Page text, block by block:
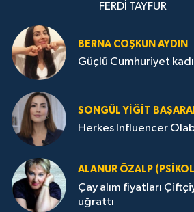
FERDİ TAYFUR
BERNA COŞKUN AYDIN
Güçlü Cumhuriyet
SONGÜL YIĞIT
Herkes Influencer
ALANUR ÖZALP
Çay alım fiyatları
uğrattı